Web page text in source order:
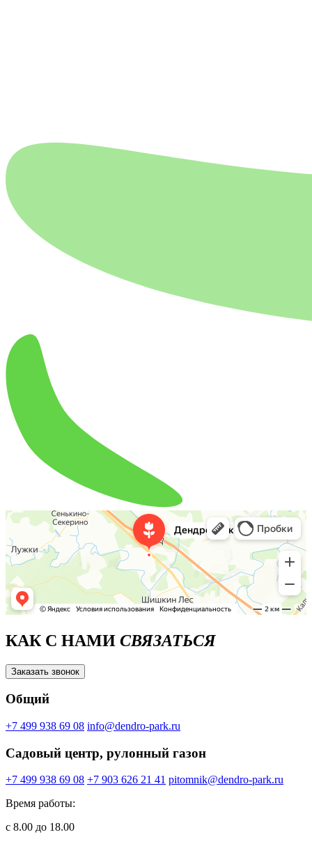
КАК С НАМИ СВЯЗАТЬСЯ
Заказать звонок
Общий
+7 499 938 69 08 info@dendro-park.ru
Садовый центр, рулонный газон
+7 499 938 69 08 +7 903 626 21 41 pitomnik@dendro-park.ru
Время работы:
с 8.00 до 18.00